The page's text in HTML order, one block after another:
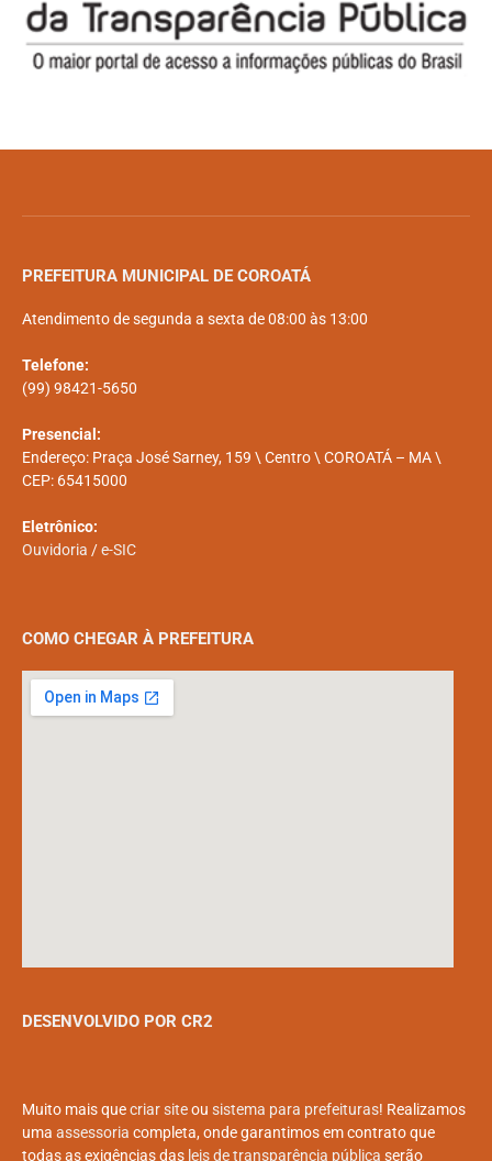
PREFEITURA MUNICIPAL DE COROATÁ
Atendimento de segunda a sexta de 08:00 às 13:00
Telefone:
(99) 98421-5650
Presencial:
Endereço: Praça José Sarney, 159 \ Centro \ COROATÁ – MA \
CEP: 65415000
Eletrônico:
Ouvidoria /e-SIC
COMO CHEGAR À PREFEITURA
DESENVOLVIDO POR CR2
Muito mais quecriar siteou sistema para prefeituras! Realizamos
uma assessoria completa, onde garantimos em contrato que
todas as exigências das leis de transparência pública serão